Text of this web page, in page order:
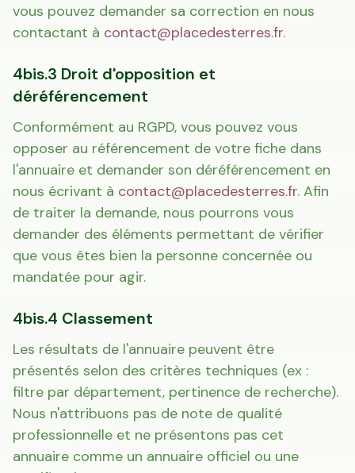
vous pouvez demander sa correction en nous
contactant à contact@placedesterres.fr.
4bis.3 Droit d'opposition et
déréférencement
Conformément au RGPD, vous pouvez vous
opposer au référencement de votre fiche dans
l'annuaire et demander son déréférencement en
nous écrivant à contact@placedesterres.fr. Afin
de traiter la demande, nous pourrons vous
demander des éléments permettant de vérifier
que vous êtes bien la personne concernée ou
mandatée pour agir.
4bis.4 Classement
Les résultats de l'annuaire peuvent être
présentés selon des critères techniques (ex :
filtre par département, pertinence de recherche).
Nous n'attribuons pas de note de qualité
professionnelle et ne présentons pas cet
annuaire comme un annuaire officiel ou une